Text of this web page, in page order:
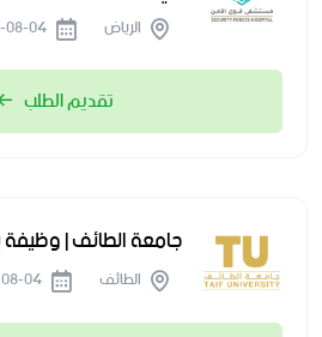
الرياض
تقديم الطلب
جامعة الطائف | وظيفة
الطائف